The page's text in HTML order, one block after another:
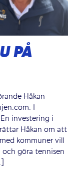
PÅ
Håkan
I
investering i
Håkan om att
kommuner vill
göra tennisen